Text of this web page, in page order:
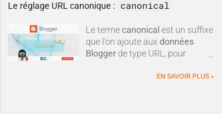
Le réglage URL canonique : canonical
Le terme canonical est un suffixe
que l'on ajoute aux données
Blogger de type URL, pour
EN SAVOIR PLUS »